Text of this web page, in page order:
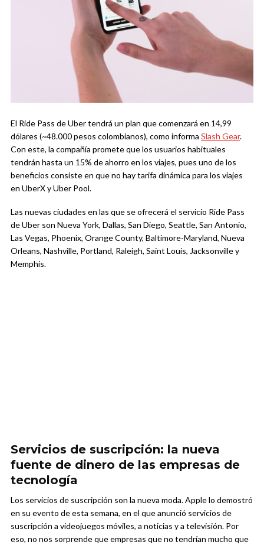
El Ride Pass de Uber tendrá un plan que comenzará en 14,99
dólares (~48.000 pesos colombianos), como informa Slash Gear.
Con este, la compañía promete que los usuarios habituales
tendrán hasta un 15% de ahorro en los viajes, pues uno de los
beneficios consiste en que no hay tarifa dinámica para los viajes
en UberX y Uber Pool.
Las nuevas ciudades en las que se ofrecerá el servicio Ride Pass
de Uber son Nueva York, Dallas, San Diego, Seattle, San Antonio,
Las Vegas, Phoenix, Orange County, Baltimore-Maryland, Nueva
Orleans, Nashville, Portland, Raleigh, Saint Louis, Jacksonville y
Memphis.
Servicios de suscripción: la nueva
fuente de dinero de las empresas de
tecnología
Los servicios de suscripción son la nueva moda. Apple lo demostró
en su evento de esta semana, en el que anunció servicios de
suscripción a videojuegos móviles, a noticias y a televisión. Por
eso, no nos sorprende que empresas que no tendrían mucho que